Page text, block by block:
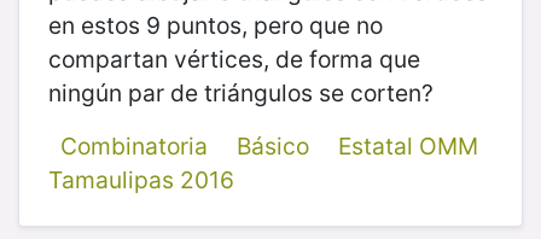
en estos 9 puntos, pero que no
compartan vértices, de forma que
ningún par de triángulos se corten?
Combinatoria
Básico
Estatal OMM
Tamaulipas 2016